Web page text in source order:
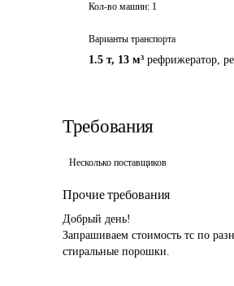
Кол-во машин: 1
Варианты транспорта
1.5 т, 13 м³ рефрижератор,
Требования
Несколько поставщиков
Прочие требования
Добрый день!
Запрашиваем стоимость тс по
стиральные порошки.